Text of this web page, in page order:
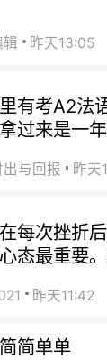
辑 昨天13:05
有考A2法
过来是一
出与回报 昨天
每次挫折
态最重要
昨天11:42
简单单